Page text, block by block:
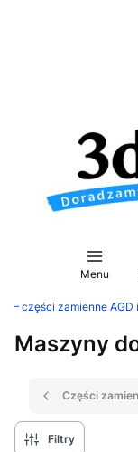
Menu
– części zamienne
Maszyny
Części
Filtry